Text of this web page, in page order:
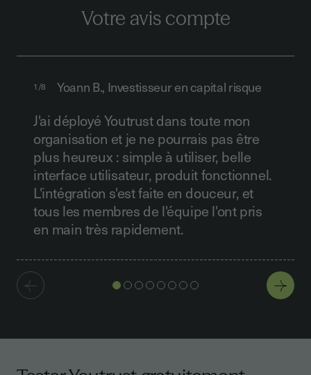
Votre avis compte
1/8 Yoann B., Investisseur en capital risque
J'ai déployé Youtrust dans toute mon
organisation et je ne pourrais pas être
plus heureux : simple à utiliser, belle
interface utilisateur, produit fonctionnel.
L'intégration s'est faite en douceur, et
tous les membres de l'équipe l'ont pris
en main très rapidement.